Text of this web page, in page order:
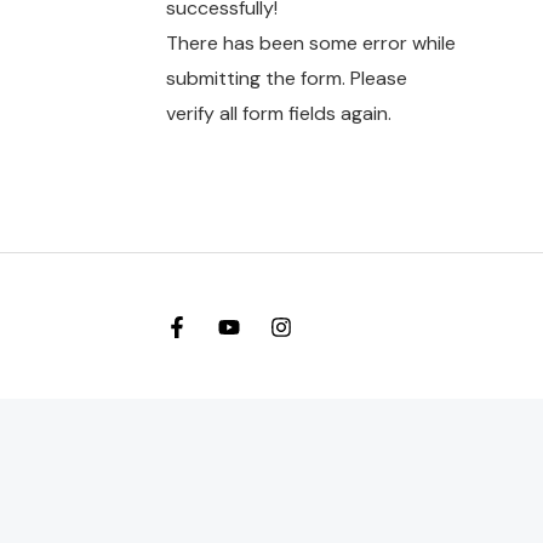
successfully!
There has been some error while
submitting the form. Please
verify all form fields again.